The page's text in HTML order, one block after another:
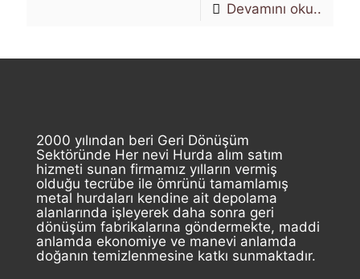
Devamını oku..
2000 yılından beri Geri Dönüşüm
Sektöründe Her nevi Hurda alım satım
hizmeti sunan firmamız yılların vermiş
olduğu tecrübe ile ömrünü tamamlamış
metal hurdaları kendine ait depolama
alanlarında işleyerek daha sonra geri
dönüşüm fabrikalarına göndermekte, maddi
anlamda ekonomiye ve manevi anlamda
doğanın temizlenmesine katkı sunmaktadır.